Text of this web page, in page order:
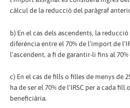
càlcul de la reducció del paràgraf
b) En el cas dels ascendents, la
diferència entre el 70% de l’import de
l’ascendent, a fi de garantir-li fins al
c) En el cas de fills o filles de menys de
ha de ser el 70% de l’IRSC per a cada
beneficiària.